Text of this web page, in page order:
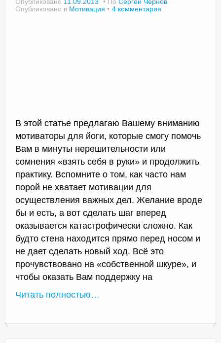
Методика ЧЕРЕНОК
Опубликовано в Мотивация 4 комментария
В этой статье предлагаю Вашему вниманию
мотиваторы для йоги, которые смогу помочь
Вам в минуты нерешительности или
сомнения «взять себя в руки» и продолжить
практику. Вспомните о том, как часто нам
порой не хватает мотивации для
осуществления важных дел. Желание вроде
бы и есть, а вот сделать шаг вперед
оказывается катастрофически сложно. Как
будто стена находится прямо перед носом и
не дает сделать новый ход. Всё это
прочувствовано на «собственной шкуре», и
чтобы оказать Вам поддержку на
Читать полностью…